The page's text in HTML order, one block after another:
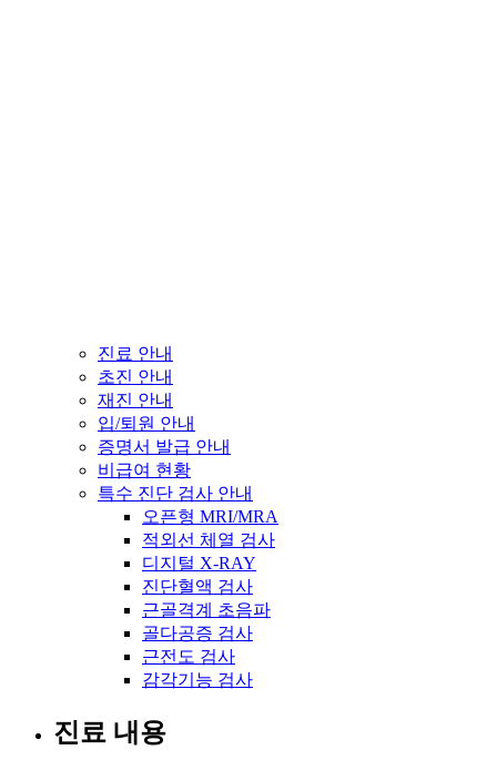
진료 안내
초진 안내
재진 안내
입/퇴원 안내
증명서 발급 안내
비급여 현황
특수 진단 검사 안내
오픈형 MRI/MRA
적외선 체열 검사
디지털 X-RAY
진단혈액 검사
근골격계 초음파
골다공증 검사
근전도 검사
감각기능 검사
진료 내용